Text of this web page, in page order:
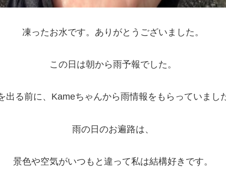
凍ったお水です。ありがとうございました。
この日は朝から雨予報でした。
出る前に、Kameちゃんから雨情報をもらっていまし
雨の日のお遍路は、
景色や空気がいつもと違って私は結構好きです。